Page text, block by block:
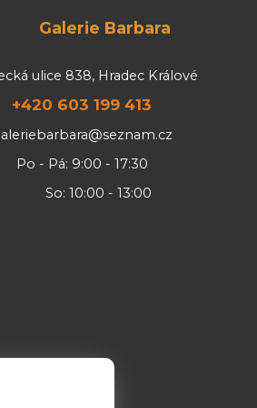
Barbara
ulice 838, Hradec Králové
+420 603 199 413
Po - Pá: 9:00 - 17:30
So: 10:00 - 13:00